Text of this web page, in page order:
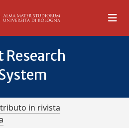
Research
in rivista